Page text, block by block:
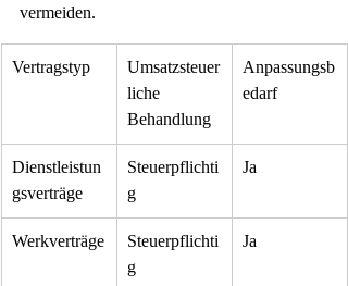
vermeiden.
Vertragstyp
Umsatzsteuer
liche
Behandlung
Anpassungsb
edarf
Dienstleistun
gsverträge
Steuerpflichti
g
Ja
Werkverträge
Steuerpflichti
g
Ja